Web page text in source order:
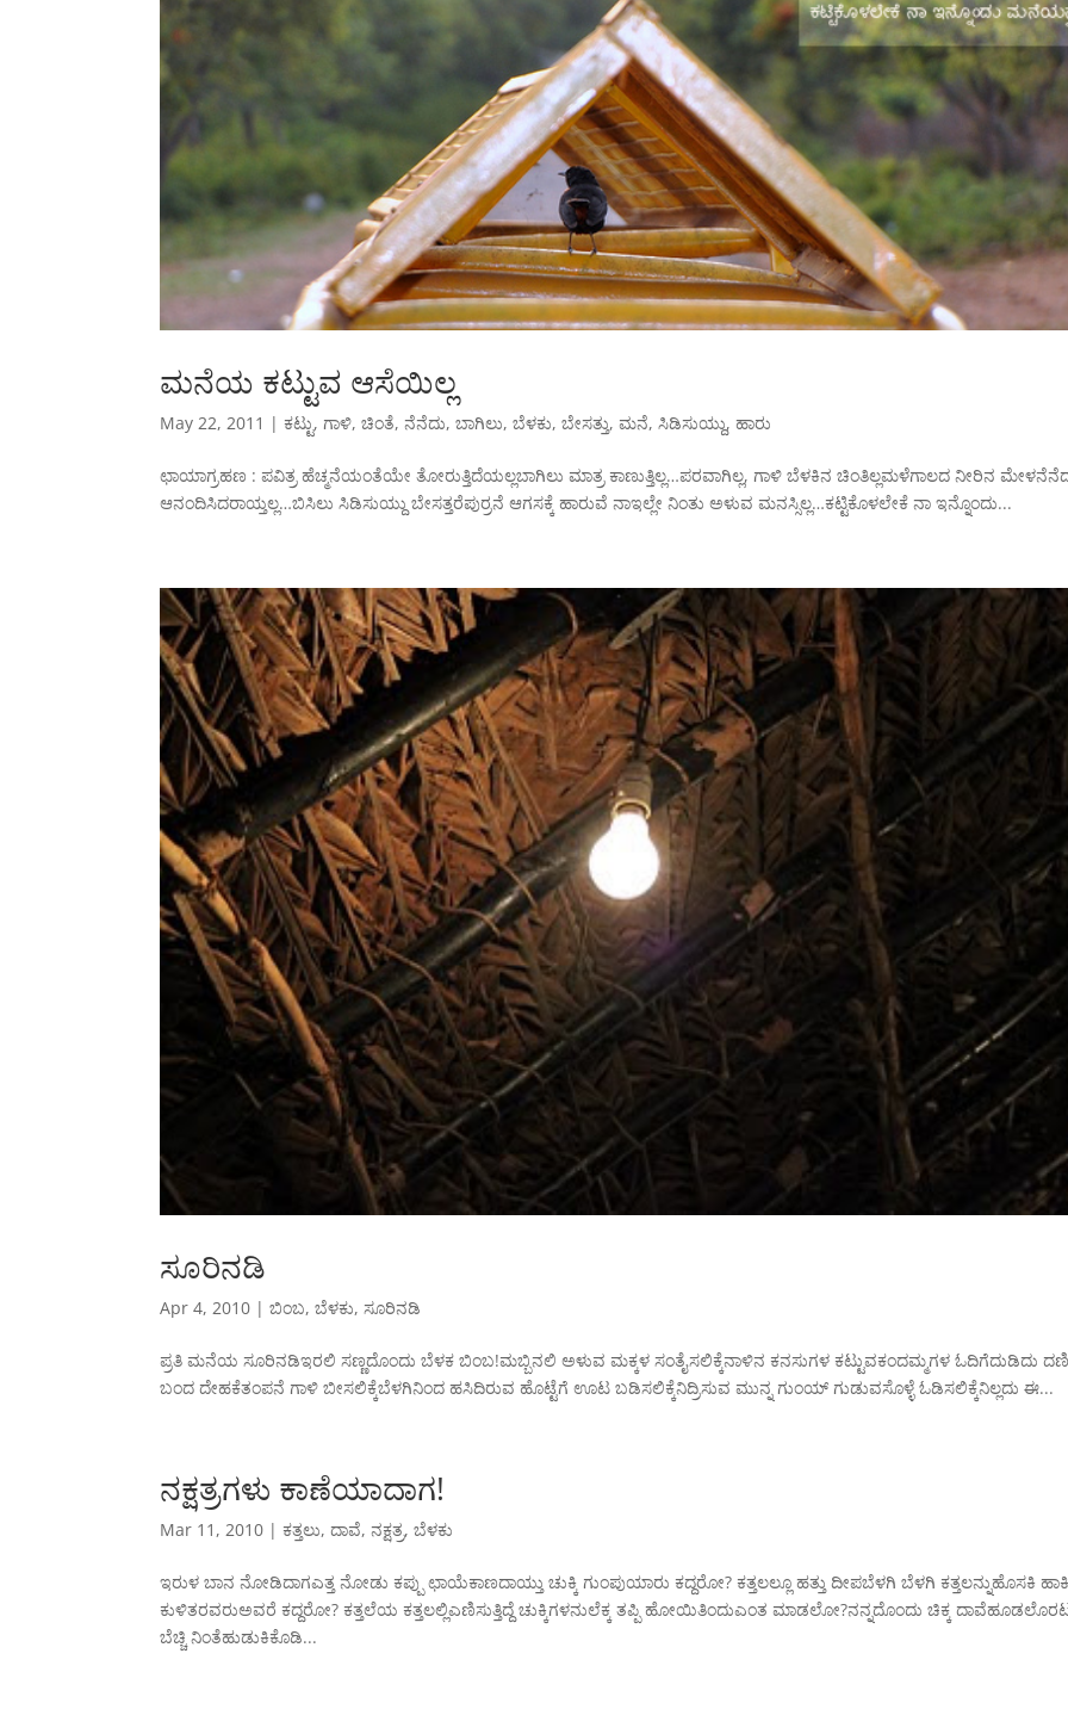
ಮನೆಯ ಕಟ್ಟುವ ಆಸೆಯಿಲ್ಲ
May 22, 2011 | ಕಟ್ಟು, ಗಾಳಿ,ಚಿಂತೆ,ನೆನೆದು,ಬಾಗಿಲು,ಬೆಳಕು,ಬೇಸತ್ತು,ಮನೆ,ಸಿಡಿಸುಯ್ದು,ಹಾರು
ಛಾಯಾಗ್ರಹಣ : ಪವಿತ್ರ ಹೆಚ್ಮನೆಯಂತೆಯೇ ತೋರುತ್ತಿದೆಯಲ್ಲಬಾಗಿಲು ಮಾತ್ರ ಕಾಣುತ್ತಿಲ್ಲ…ಪರವಾಗಿಲ್ಲ, ಗಾಳಿ ಬೆಳಕಿನ ಚಿಂತಿಲ್ಲಮಳೆಗಾಲದ ನೀರಿನ
ಆನಂದಿಸಿದರಾಯ್ತಲ್ಲ…ಬಿಸಿಲು ಸಿಡಿಸುಯ್ದು ಬೇಸತ್ತರೆಪುರ್ರನೆ ಆಗಸಕ್ಕೆ ಹಾರುವೆ ನಾಇಲ್ಲೇ ನಿಂತು ಅಳುವ ಮನಸ್ಸಿಲ್ಲ…ಕಟ್ಟಿಕೊಳಲೇಕೆ ನಾ ಇನ್ನೊಂದು...
ಸೂರಿನಡಿ
Apr 4, 2010 |ಬಿಂಬ,ಬೆಳಕು,ಸೂರಿನಡಿ
ಪ್ರತಿ ಮನೆಯ ಸೂರಿನಡಿಇರಲಿ ಸಣ್ಣದೊಂದು ಬೆಳಕ ಬಿಂಬ!ಮಬ್ಬಿನಲಿ ಅಳುವ ಮಕ್ಕಳ ಸಂತೈಸಲಿಕ್ಕೆನಾಳಿನ ಕನಸುಗಳ ಕಟ್ಟುವಕಂದಮ್ಮಗಳ ಓದಿಗೆದುಡಿದು
ಬಂದ ದೇಹಕೆತಂಪನೆ ಗಾಳಿ ಬೀಸಲಿಕ್ಕೆಬೆಳಗಿನಿಂದ ಹಸಿದಿರುವ ಹೊಟ್ಟೆಗೆ ಊಟ ಬಡಿಸಲಿಕ್ಕೆನಿದ್ರಿಸುವ ಮುನ್ನ ಗುಂಯ್ ಗುಡುವಸೊಳ್ಳೆ ಓಡಿಸಲಿಕ್ಕೆನಿಲ್ಲದು ಈ...
ನಕ್ಷತ್ರಗಳು ಕಾಣೆಯಾದಾಗ!
Mar 11, 2010 | ಕತ್ತಲು,ದಾವೆ,ನಕ್ಷತ್ರ,ಬೆಳಕು
ಇರುಳ ಬಾನ ನೋಡಿದಾಗಎತ್ತ ನೋಡು ಕಪ್ಪು ಛಾಯೆಕಾಣದಾಯ್ತು ಚುಕ್ಕಿ ಗುಂಪುಯಾರು ಕದ್ದರೋ? ಕತ್ತಲಲ್ಲೂ ಹತ್ತು ದೀಪಬೆಳಗಿ ಬೆಳಗಿ ಕತ್ತಲನ್ನುಹೊಸಕಿ
ಕುಳಿತರವರುಅವರೆ ಕದ್ದರೋ? ಕತ್ತಲೆಯ ಕತ್ತಲಲ್ಲಿಎಣಿಸುತ್ತಿದ್ದೆ ಚುಕ್ಕಿಗಳನುಲೆಕ್ಕ ತಪ್ಪಿ ಹೋಯಿತಿಂದುಎಂತ ಮಾಡಲೋ?ನನ್ನದೊಂದು ಚಿಕ್ಕ
ಬೆಚ್ಚಿ ನಿಂತೆಹುಡುಕಿಕೊಡಿ...